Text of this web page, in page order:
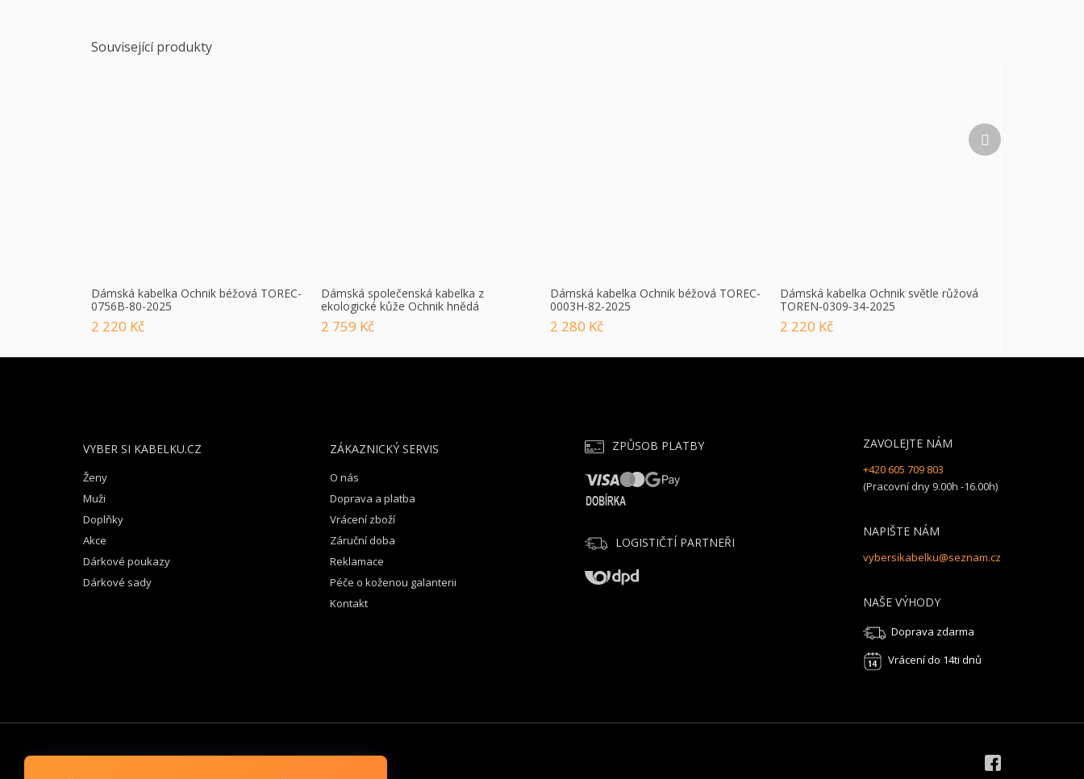
Související produkty
Dámská kabelka Ochnik béžová TOREC-
0756B-80-2025
2 220 Kč
Dámská společenská kabelka z
ekologické kůže Ochnik hnědá
2 759 Kč
Dámská kabelka Ochnik béžová TOREC-
0003H-82-2025
2 280 Kč
Dámská kabelka Ochnik světle růžová
TOREN-0309-34-2025
2 220 Kč
Další
produkt
VYBER SI KABELKU.CZ
Ženy
Muži
Doplňky
Akce
Dárkové poukazy
Dárkové sady
ZÁKAZNICKÝ SERVIS
O nás
Doprava a platba
Vrácení zboží
Záruční doba
Reklamace
Péče o koženou galanterii
Kontakt
ZPŮSOB PLATBY
LOGISTIČTÍ PARTNEŘI
ZAVOLEJTE NÁM
+420 605 709 803
(Pracovní dny 9.00h -16.00h)
NAPIŠTE NÁM
vybersikabelku@seznam.cz
NAŠE VÝHODY
Doprava zdarma
Vrácení do 14ti dnů